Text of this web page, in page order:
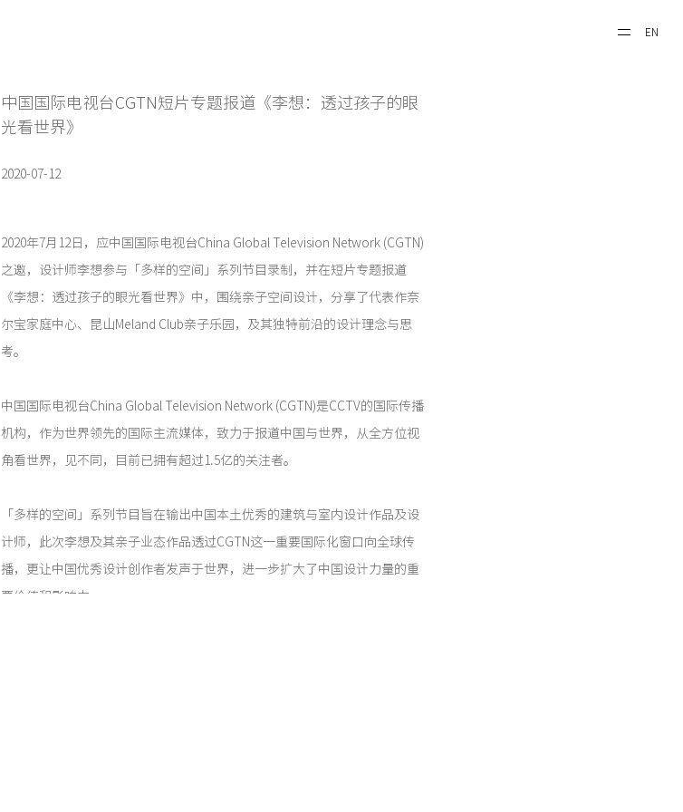
EN
中国国际电视台CGTN短片专题报道《李想：透过孩子的眼
光看世界》
2020-07-12
2020年7月12日，应中国国际电视台China Global Television Network (CGTN)
之邀，设计师李想参与「多样的空间」系列节目录制，并在短片专题报道
《李想：透过孩子的眼光看世界》中，围绕亲子空间设计，分享了代表作奈
尔宝家庭中心、昆山Meland Club亲子乐园，及其独特前沿的设计理念与思
考。
中国国际电视台China Global Television Network (CGTN)是CCTV的国际传播
机构，作为世界领先的国际主流媒体，致力于报道中国与世界，从全方位视
角看世界，见不同，目前已拥有超过1.5亿的关注者。
「多样的空间」系列节目旨在输出中国本土优秀的建筑与室内设计作品及设
计师，此次李想及其亲子业态作品透过CGTN这一重要国际化窗口向全球传
播，更让中国优秀设计创作者发声于世界，进一步扩大了中国设计力量的重
要价值和影响力。